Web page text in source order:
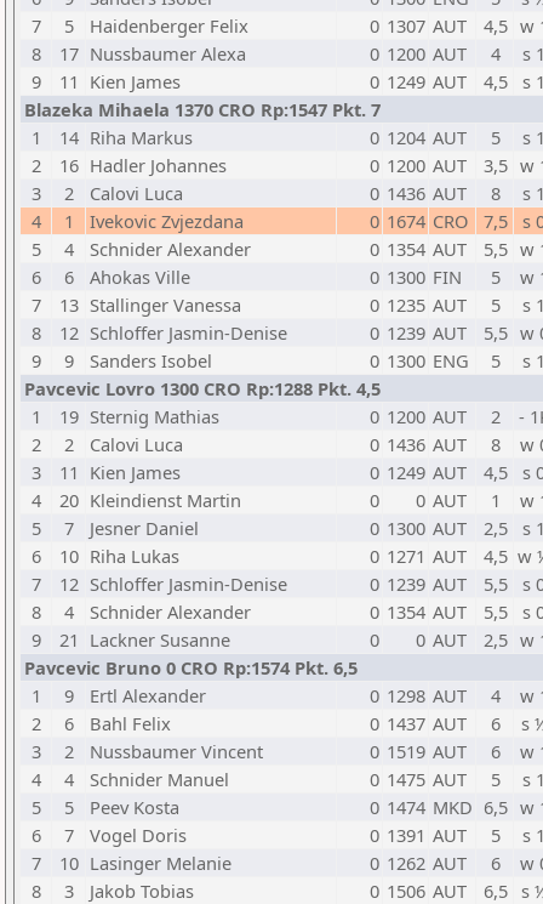
7
5 Haidenberger Felix 0 1307 AUT 4,5 w
8
17 Nussbaumer Alexa 0 1200 AUT 4
s
9
11 Kien James 0 1249 AUT 4,5
s
Blazeka Mihaela 1370 CRO Rp:1547 Pkt. 7
1
14 Riha Markus 0 1204 AUT 5
s
2
16 Hadler Johannes 0 1200 AUT 3,5 w
3
2 Calovi Luca 0 1436 AUT 8
s
4
1 Ivekovic Zvjezdana 0 1674 CRO 7,5
s
5
4 Schnider Alexander 0 1354 AUT 5,5 w
6
6 Ahokas Ville 0 1300 FIN 5
w
7
13 Stallinger Vanessa 0 1235 AUT 5
s
8
12 Schloffer Jasmin-Denise 0 1239 AUT 5,5 w
9
9 Sanders Isobel 0 1300 ENG 5
s
Pavcevic Lovro 1300 CRO Rp:1288 Pkt. 4,5
1
19 Sternig Mathias 0 1200 AUT 2
-
2
2 Calovi Luca 0 1436 AUT 8
w
3
11 Kien James 0 1249 AUT 4,5
s
4
20 Kleindienst Martin 0 0 AUT 1
w
5
7 Jesner Daniel 0 1300 AUT 2,5
s
6
10 Riha Lukas 0 1271 AUT 4,5 w
7
12 Schloffer Jasmin-Denise 0 1239 AUT 5,5
s
8
4 Schnider Alexander 0 1354 AUT 5,5
s
9
21 Lackner Susanne 0 0 AUT 2,5 w
Pavcevic Bruno 0 CRO Rp:1574 Pkt. 6,5
1
9 Ertl Alexander 0 1298 AUT 4
w
2
6 Bahl Felix 0 1437 AUT 6
s
3
2 Nussbaumer Vincent 0 1519 AUT 6
w
4
4 Schnider Manuel 0 1475 AUT 5
s
5
5 Peev Kosta 0 1474 MKD 6,5 w
6
7 Vogel Doris 0 1391 AUT 5
s
7
10 Lasinger Melanie 0 1262 AUT 6
w
8
3 Jakob Tobias 0 1506 AUT 6,5 s